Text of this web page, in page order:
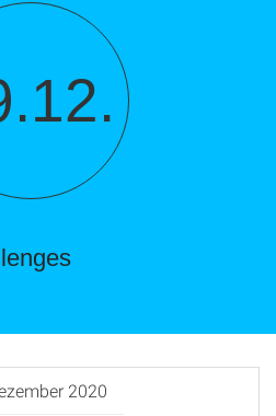
2020